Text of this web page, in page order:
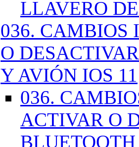
LLAVERO
036. CAMBIOS
O
Y AVIÓN IOS 11
036.
ACTIVAR O